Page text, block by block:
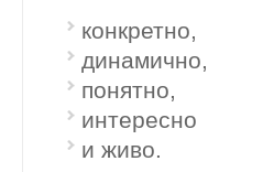
конкретно,
динамично,
понятно,
интересно
и живо.